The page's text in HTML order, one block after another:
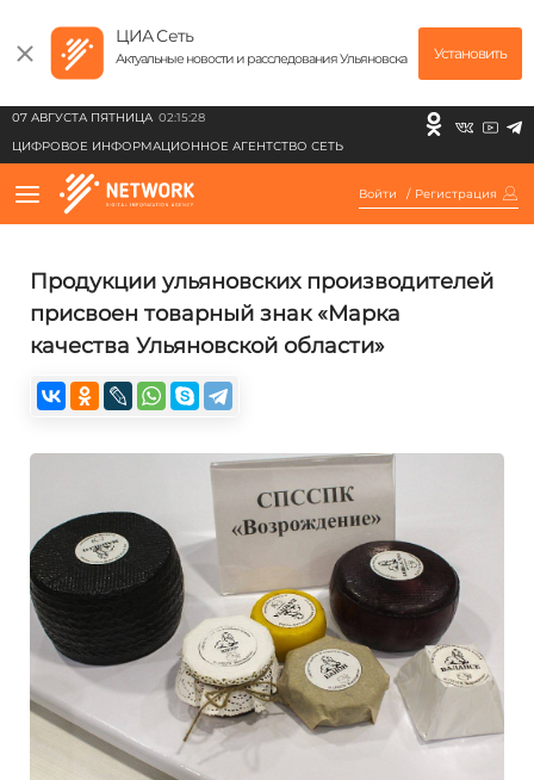
ЦИА Сеть
Актуальные новости и расследования Ульяновска Установить
07 АВГУСТА ПЯТНИЦА 02:15:28
ЦИФРОВОЕ ИНФОРМАЦИОННОЕ АГЕНТСТВО СЕТЬ
Войти / Регистрация
Продукции ульяновских производителей
присвоен товарный знак «Марка
качества Ульяновской области»